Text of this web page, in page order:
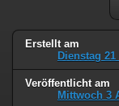
Erstellt am
Dienstag
Veröffentlicht am
Mittwoch 3